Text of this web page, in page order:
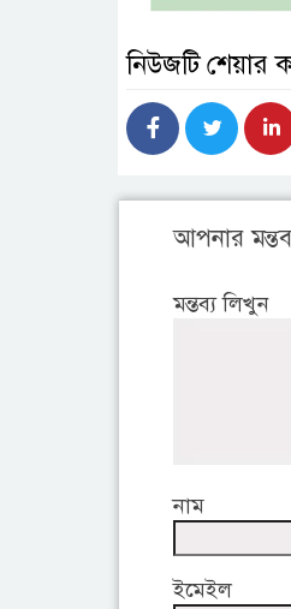
নিউজটি শেয়ার
আপনার
মন্তব্য লিখুন
নাম
ইমেইল